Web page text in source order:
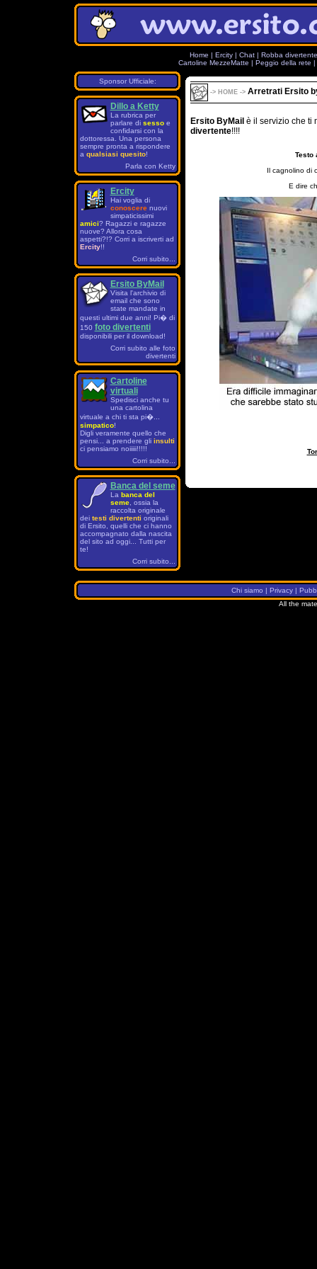
Home | Ercity | Chat | Robba
Cartoline MezzeMatte | Peggio della rete |
Sponsor Ufficiale:
Dillo a Ketty
La rubrica per
parlare di sessoe
confidarsi con la
dottoressa. Una persona
sempre pronta a rispondere
a qualsiasi quesito!
Parla con Ketty
Ercity
Hai voglia di
conoscerenuovi
simpaticissimi
amici? Ragazzi e ragazze
nuove? Allora cosa
aspetti?!? Corri a iscriverti ad
Ercity!!
Corri subito...
Ersito ByMail
Visita l'archivio di
email che sono
state mandate in
questi ultimi due anni! Pi� di
150 foto divertenti
disponibili per il download!
Corri subito alle foto
divertenti
Cartoline
virtuali
Spedisci anche tu
una cartolina
virtuale a chi ti sta pi�...
simpatico!
Digli veramente quello che
pensi... a prendere gli insulti
ci pensiamo noiiiii!!!!!
Corri subito...
Banca del seme
La banca del
seme, ossia la
raccolta originale
dei testi divertenti originali
di Ersito, quelli che ci hanno
accompagnato dalla nascita
del sito ad oggi... Tutti per
te!
Corri subito...
-> HOME -> Arretrati Ersito
Ersito ByMail è il servizio che ti
divertente!!!!
Testo
Il cagnolino di
E dire
Chi siamo | Privacy |
All the